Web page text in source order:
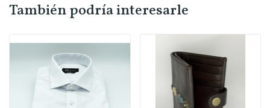
También podría interesarle